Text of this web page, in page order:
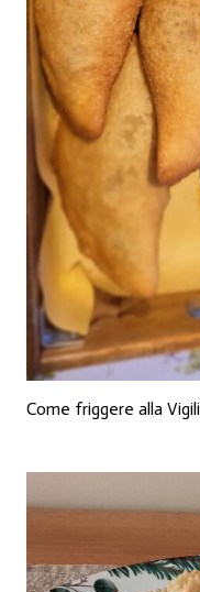
Come friggere alla